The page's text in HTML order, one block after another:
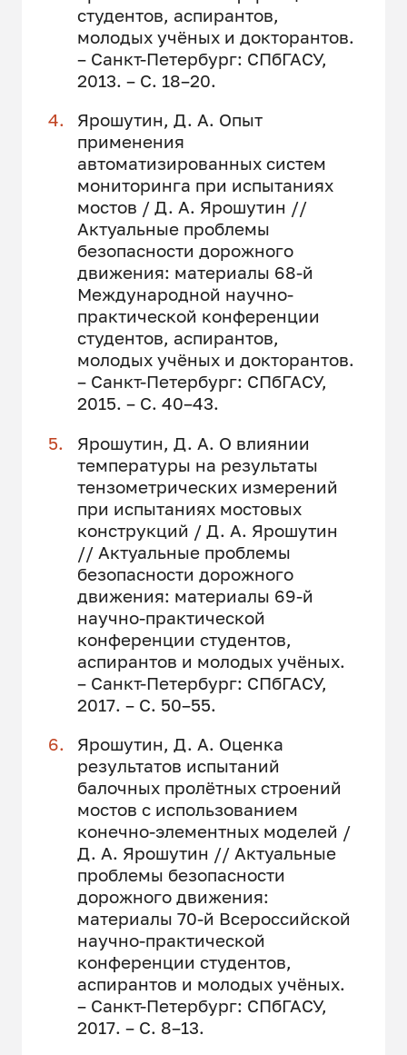
студентов, аспирантов,
молодых учёных и докторантов.
– Санкт-Петербург: СПбГАСУ,
2013. – С. 18–20.
Ярошутин, Д. А. Опыт
применения
автоматизированных систем
мониторинга при испытаниях
мостов / Д. А. Ярошутин //
Актуальные проблемы
безопасности дорожного
движения: материалы 68-й
Международной научно-
практической конференции
студентов, аспирантов,
молодых учёных и докторантов.
– Санкт-Петербург: СПбГАСУ,
2015. – С. 40–43.
Ярошутин, Д. А. О влиянии
температуры на результаты
тензометрических измерений
при испытаниях мостовых
конструкций / Д. А. Ярошутин
// Актуальные проблемы
безопасности дорожного
движения: материалы 69-й
научно-практической
конференции студентов,
аспирантов и молодых учёных.
– Санкт-Петербург: СПбГАСУ,
2017. – С. 50–55.
Ярошутин, Д. А. Оценка
результатов испытаний
балочных пролётных строений
мостов с использованием
конечно-элементных моделей /
Д. А. Ярошутин // Актуальные
проблемы безопасности
дорожного движения:
материалы 70-й Всероссийской
научно-практической
конференции студентов,
аспирантов и молодых учёных.
– Санкт-Петербург: СПбГАСУ,
2017. – С. 8–13.